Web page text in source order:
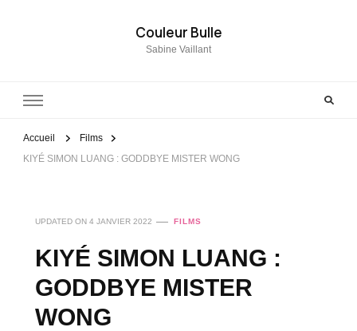
Couleur Bulle
Sabine Vaillant
Accueil
Films
KIYÉ SIMON LUANG : GODDBYE MISTER WONG
UPDATED ON 4 JANVIER 2022 FILMS
KIYÉ SIMON LUANG :
GODDBYE MISTER
WONG